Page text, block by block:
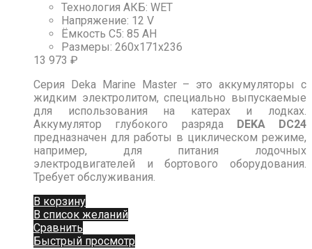
Технология АКБ: WET
Напряжение: 12 V
Ёмкость C5: 85 AH
Размеры: 260x171x236
13 973 ₽
Серия Deka Marine Master – это аккумуляторы с
жидким электролитом, специально выпускаемые
для использования на катерах и лодках.
Аккумулятор глубокого разряда
DEKA DC24
предназначен для работы в циклическом режиме,
например, для питания лодочных
электродвигателей и бортового оборудования.
Требует обслуживания.
В корзину
В список желаний
Сравнить
Быстрый просмотр